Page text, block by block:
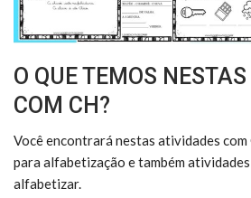
O QUE TEMOS
COM CH?
Você encontrará nestas atividades com
para alfabetização e também
alfabetizar.